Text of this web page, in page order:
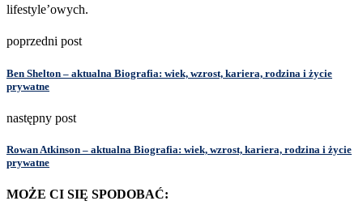
lifestyle’owych.
poprzedni post
Ben Shelton – aktualna Biografia: wiek, wzrost, kariera, rodzina i życie
prywatne
następny post
Rowan Atkinson – aktualna Biografia: wiek, wzrost, kariera, rodzina i życie
prywatne
MOŻE CI SIĘ SPODOBAĆ: